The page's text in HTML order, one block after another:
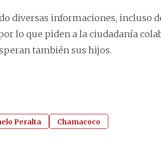
diversas informaciones, incluso
lo que piden a la ciudadanía
también sus hijos.
Peralta Chamacoco